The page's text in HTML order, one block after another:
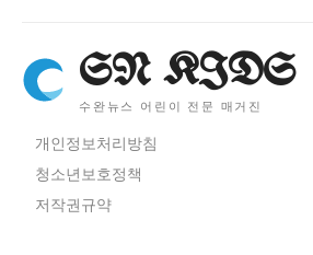
SN KIDS
수완뉴스 어린이 전문 매거진
개인정보처리방침
청소년보호정책
저작권규약